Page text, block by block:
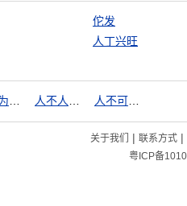
佗发
人丁兴旺
关于我们 | 联系方式|
粤ICP备